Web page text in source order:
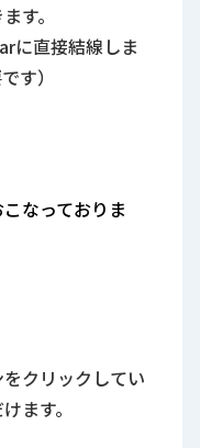
す。
に直接結線しま
す）
なっておりま
クリックしてい
ます。